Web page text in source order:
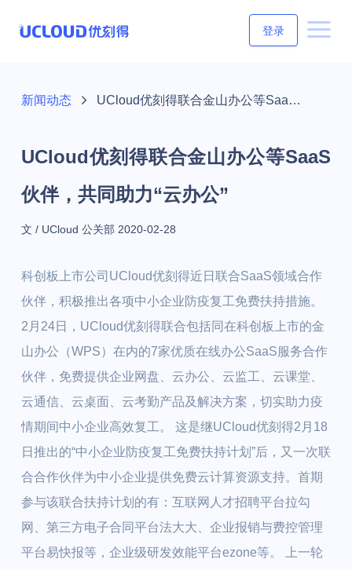
登录
新闻动态 UCloud优刻得联合金山办公等SaaS伙伴，共同助力“云办公”
UCloud优刻得联合金山办公等SaaS
伙伴，共同助力“云办公”
文 / UCloud 公关部 2020-02-28
科创板上市公司UCloud优刻得近日联合SaaS领域合作
伙伴，积极推出各项中小企业防疫复工免费扶持措施。
2月24日，UCloud优刻得联合包括同在科创板上市的金
山办公（WPS）在内的7家优质在线办公SaaS服务合作
伙伴，免费提供企业网盘、云办公、云监工、云课堂、
云通信、云桌面、云考勤产品及解决方案，切实助力疫
情期间中小企业高效复工。 这是继UCloud优刻得2月18
日推出的“中小企业防疫复工免费扶持计划”后，又一次联
合合作伙伴为中小企业提供免费云计算资源支持。首期
参与该联合扶持计划的有：互联网人才招聘平台拉勾
网、第三方电子合同平台法大大、企业报销与费控管理
平台易快报等，企业级研发效能平台ezone等。 上一轮